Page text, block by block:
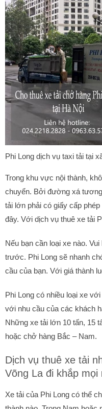
Phi Long dịch vụ taxi tải tại
Trong khu vực nội thành,
chuyển. Bởi đường xá
tải lớn phải có giấy cấp
đây. Với dịch vụ thuê xe tải
Nếu bạn cần loại xe nào.
trước. Phi Long sẽ nhanh
cầu của bạn. Với giá thành
Phi Long có nhiều loại xe
với nhu cầu của các khách
Những xe tải lớn 10 tấn, 15
hoặc chở hàng Bắc – Nam.
Dịch vụ thuê xe tải
Võng La đi khắp mọi
Xe tải của Phi Long có thể